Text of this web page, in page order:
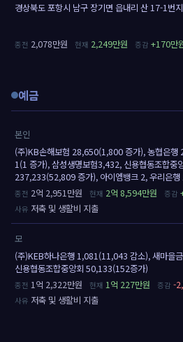
경상북도 포항시 남구 장기면 읍내리 산 17-1
2,078만원 2,249만원 +170만
예금
본인
(주)KB손해보험 28,650(1,800 증가), 농협은행
1(1 증가), 삼성생명보험3,432, 신용협동조합중
237,233(52,809 증가), 아이엠뱅크 2, 우리은
2억 2,951만원
2억 8,594만원
저축 및 생활비 지출
모
(주)KEB하나은행 1,081(11,043 감소), 새마을
신용협동조합중앙회 50,133(152증가)
1억 2,322만원
1억 227만원
-
저축 및 생활비 지출